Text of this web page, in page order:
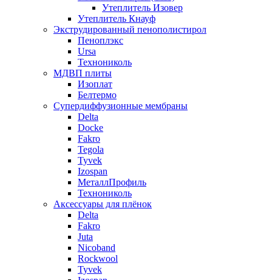
Утеплитель Изовер
Утеплитель Кнауф
Экструдированный пенополистирол
Пеноплэкс
Ursa
Технониколь
МДВП плиты
Изоплат
Белтермо
Супердиффузионные мембраны
Delta
Docke
Fakro
Tegola
Tyvek
Izospan
МеталлПрофиль
Технониколь
Аксессуары для плёнок
Delta
Fakro
Juta
Nicoband
Rockwool
Tyvek